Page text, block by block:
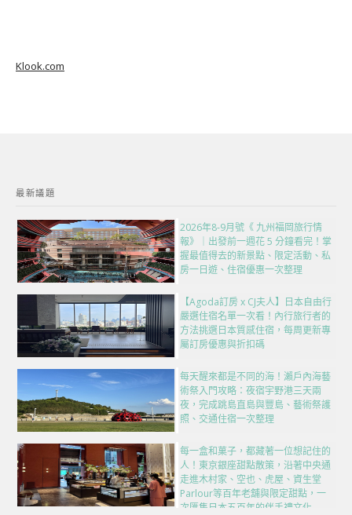
Klook.com
最新議題
2026年8-9月號《 九州福岡旅行情
報》｜出發前一週花 5 分鐘看完！掌
握最值得去的新景點、限定活動、私
房一日遊、住宿優惠一次整理
【Agoda訂房 x CJ夫人】日本自由行
嚴選住宿名單一次看！內行旅行者的
方法挑選日本質感住宿，每周更新專
屬訂房優惠與折扣碼
每天醒來都是不同的海！瀨戶內海藝
術祭入門攻略：夜宿宇野港三天兩
夜，完成跳島直島與豐島、藝術祭護
照、交通住宿一次整理
每一盒和菓子，都藏著一位想記住的
人！東京銀座甜點散策，沿著中央通
走進木村家、空也、虎屋、資生堂
Parlour等百年老舖與限定甜點，一
次匯集日本五百年的伴手禮文化